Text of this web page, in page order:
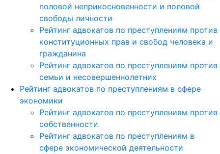
половой неприкосновенности и половой
свободы личности
Рейтинг адвокатов по преступлениям против
конституционных прав и свобод человека и
гражданина
Рейтинг адвокатов по преступлениям против
семьи и несовершеннолетних
Рейтинг адвокатов по преступлениям в сфере
экономики
Рейтинг адвокатов по преступлениям против
собственности
Рейтинг адвокатов по преступлениям в
сфере экономической деятельности